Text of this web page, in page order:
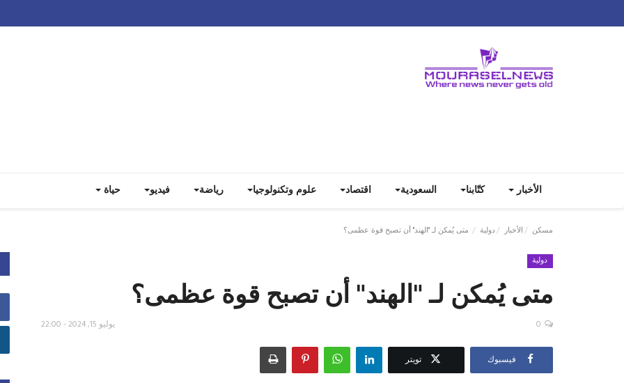
الأخبار كتّابنا السعودية اقتصاد علوم وتكنولوجيا رياضة فيديو حياة
مسكن الأخبار دولية متى يُمكن لـ "الهند" أن تصبح قوة عظمى؟
دولية
متى يُمكن لـ "الهند" أن تصبح قوة عظمى؟
يوليو 15, 2024 - 22:00 0
فيسبوك تويتر